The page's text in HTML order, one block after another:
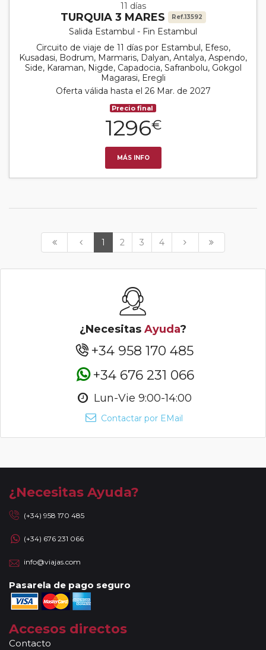
11 días
TURQUIA 3 MARES Ref.13592
Salida Estambul - Fin Estambul
Circuito de viaje de 11 días por Estambul, Efeso,
Kusadasi, Bodrum, Marmaris, Dalyan, Antalya, Aspendo,
Side, Karaman, Nigde, Capadocia, Safranbolu, Gokgol
Magarasi, Eregli
Oferta válida hasta el 26 Mar. de 2027
Precio final
1296€
MÁS INFO
1 2 3 4
¿Necesitas Ayuda?
+34 958 170 485
+34 676 231 066
Lun-Vie 9:00-14:00
Contactar por EMail
¿Necesitas Ayuda?
(+34) 958 170 485
(+34) 676 231 066
info@viajas.com
Pasarela de pago seguro
Accesos directos
Contacto